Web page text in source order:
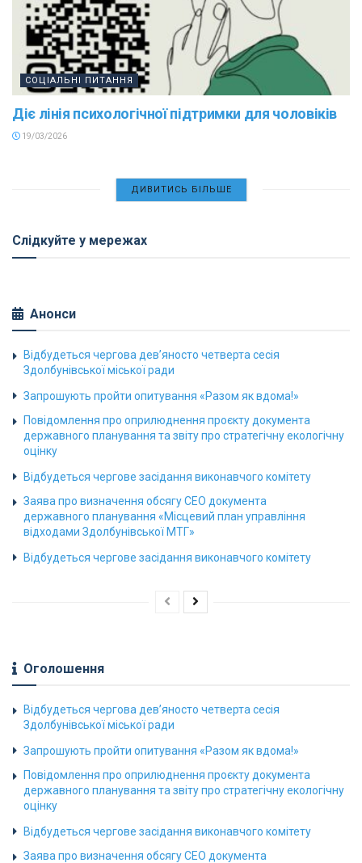
СОЦІАЛЬНІ ПИТАННЯ
Діє лінія психологічної підтримки для чоловіків
19/03/2026
ДИВИТИСЬ БІЛЬШЕ
Слідкуйте у мережах
Анонси
Відбудеться чергова дев’яносто четверта сесія
Здолбунівської міської ради
Запрошують пройти опитування «Разом як вдома!»
Повідомлення про оприлюднення проєкту документа
державного планування та звіту про стратегічну екологічну
оцінку
Відбудеться чергове засідання виконавчого комітету
Заява про визначення обсягу СЕО документа
державного планування «Місцевий план управління
відходами Здолбунівської МТГ»
Відбудеться чергове засідання виконавчого комітету
Оголошення
Відбудеться чергова дев’яносто четверта сесія
Здолбунівської міської ради
Запрошують пройти опитування «Разом як вдома!»
Повідомлення про оприлюднення проєкту документа
державного планування та звіту про стратегічну екологічну
оцінку
Відбудеться чергове засідання виконавчого комітету
Заява про визначення обсягу СЕО документа